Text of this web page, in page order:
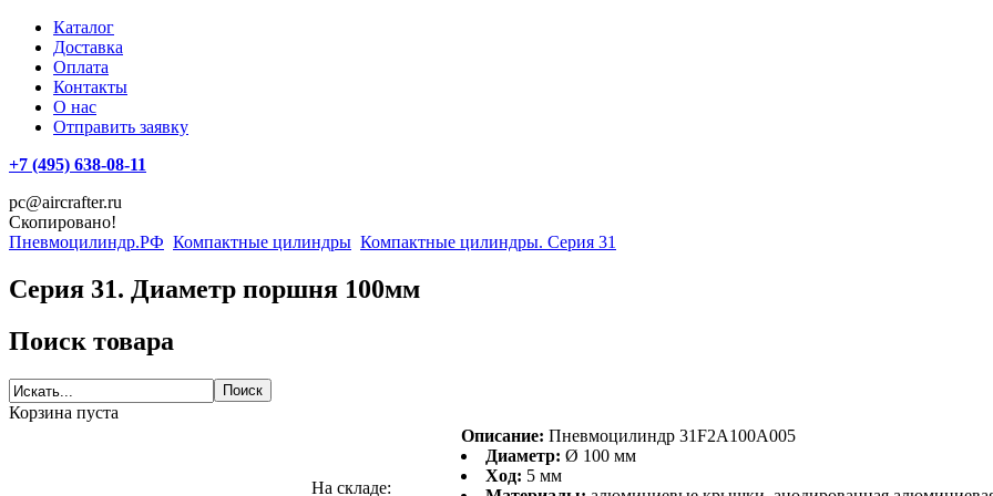
Каталог
Доставка
Оплата
Контакты
О нас
Отправить заявку
+7 (495) 638-08-11
pc@aircrafter.ru
Скопировано!
Пневмоцилиндр.РФ Компактные цилиндры Компактные цилиндры. Серия 31
Серия 31. Диаметр поршня 100мм
Поиск товара
Корзина пуста
На складе:
Описание: Пневмоцилиндр 31F2A100A005
Диаметр: Ø 100 мм
Ход: 5 мм